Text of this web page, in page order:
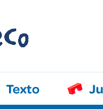
Texto